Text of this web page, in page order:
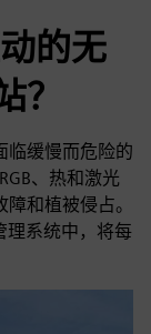
的无
？
临缓慢而危险的
、热和激光
和植被侵占。
理系统中，将每